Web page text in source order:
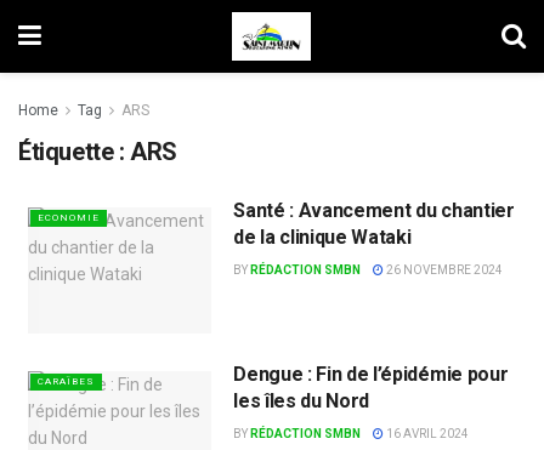
Home Tag ARS
Étiquette :ARS
ECONOMIE
Santé : Avancement du chantier
de la clinique Wataki
BY RÉDACTION SMBN 26 NOVEMBRE 2024
CARAÏBES
Dengue : Fin de l’épidémie pour
les îles du Nord
BY RÉDACTION SMBN 16 AVRIL 2024